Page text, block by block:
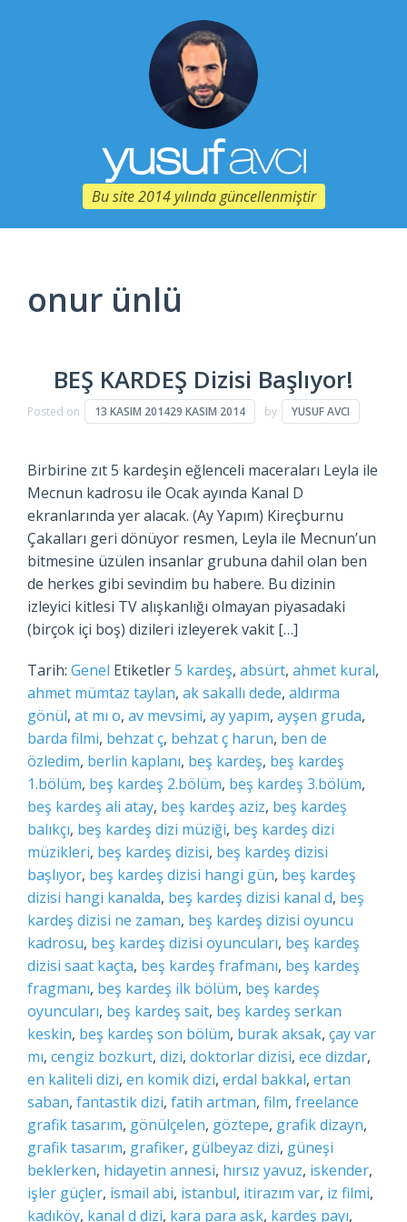
Bu site 2014 yılında güncellenmiştir
onur ünlü
BEŞ KARDEŞ Dizisi Başlıyor!
Posted on 13 KASIM 201429 KASIM 2014 by YUSUF AVCI
Birbirine zıt 5 kardeşin eğlenceli maceraları Leyla ile
Mecnun kadrosu ile Ocak ayında Kanal D
ekranlarında yer alacak. (Ay Yapım) Kireçburnu
Çakalları geri dönüyor resmen, Leyla ile Mecnun’un
bitmesine üzülen insanlar grubuna dahil olan ben
de herkes gibi sevindim bu habere. Bu dizinin
izleyici kitlesi TV alışkanlığı olmayan piyasadaki
(birçok içi boş) dizileri izleyerek vakit […]
Tarih: Genel Etiketler5 kardeş, absürt, ahmet kural,
ahmet mümtaz taylan, ak sakallı dede, aldırma
gönül, at mı o, av mevsimi, ay yapım, ayşen gruda,
barda filmi, behzat ç, behzat ç harun, ben de
özledim, berlin kaplanı, beş kardeş, beş kardeş
1.bölüm, beş kardeş 2.bölüm, beş kardeş 3.bölüm,
beş kardeş ali atay, beş kardeş aziz, beş kardeş
balıkçı, beş kardeş dizi müziği, beş kardeş dizi
müzikleri, beş kardeş dizisi, beş kardeş dizisi
başlıyor, beş kardeş dizisi hangi gün, beş kardeş
dizisi hangi kanalda, beş kardeş dizisi kanal d, beş
kardeş dizisi ne zaman, beş kardeş dizisi oyuncu
kadrosu, beş kardeş dizisi oyuncuları, beş kardeş
dizisi saat kaçta, beş kardeş frafmanı, beş kardeş
fragmanı, beş kardeş ilk bölüm, beş kardeş
oyuncuları, beş kardeş sait, beş kardeş serkan
keskin, beş kardeş son bölüm, burak aksak, çay var
mı, cengiz bozkurt, dizi, doktorlar dizisi, ece dizdar,
en kaliteli dizi, en komik dizi, erdal bakkal, ertan
saban, fantastik dizi, fatih artman, film, freelance
grafik tasarım, gönülçelen, göztepe, grafik dizayn,
grafik tasarım, grafiker, gülbeyaz dizi, güneşi
beklerken, hidayetin annesi, hırsız yavuz, iskender,
işler güçler, ismail abi, istanbul, itirazım var, iz filmi,
kadıköy, kanal d dizi, kara para aşk, kardeş payı,